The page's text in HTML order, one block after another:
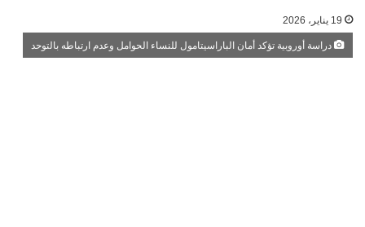
19 يناير، 2026
دراسة أوروبية تؤكد أمان الباراسيتامول للنساء الحوامل وعدم ارتباطه بالتوحد